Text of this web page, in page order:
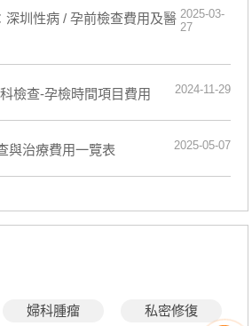
深圳性病 / 孕前檢查費用及醫 2025-03-
27
檢查-孕檢時間項目費用 2024-11-29
與治療費用一覽表 2025-05-07
婦科腫瘤 私密修復